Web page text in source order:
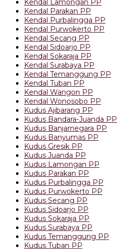
Kendal Lamongan PP
Kendal Parakan PP
Kendal Purbalingga PP
Kendal Purwokerto PP
Kendal Secang PP
Kendal Sidoarjo PP
Kendal Sokaraja PP
Kendal Surabaya PP
Kendal Temanggung PP
Kendal Tuban PP
Kendal Wangon PP
Kendal Wonosobo PP
Kudus Ajibarang PP
Kudus Bandara-Juanda PP
Kudus Banjarnegara PP
Kudus Banyumas PP
Kudus Gresik PP
Kudus Juanda PP
Kudus Lamongan PP
Kudus Parakan PP
Kudus Purbalingga PP
Kudus Purwokerto PP
Kudus Secang PP
Kudus Sidoarjo PP
Kudus Sokaraja PP
Kudus Surabaya PP
Kudus Temanggung PP
Kudus Tuban PP